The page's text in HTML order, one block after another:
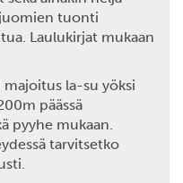
tuonti
Laulukirjat mukaan
la-su yöksi
päässä
pyyhe mukaan.
tarvitsetko